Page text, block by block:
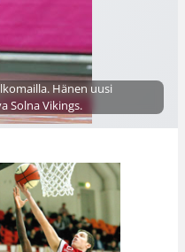
Hänen uusi
Solna Vikings.